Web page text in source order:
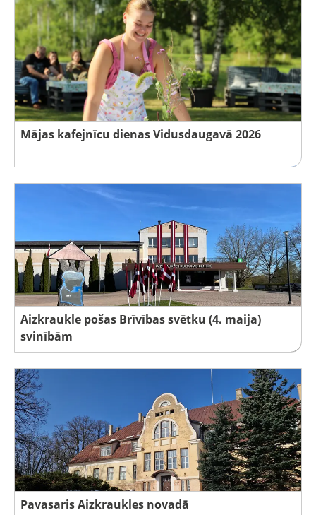
Mājas kafejnīcu dienas Vidusdaugavā 2026
Aizkraukle pošas Brīvības svētku (4. maija)
svinībām
Pavasaris Aizkraukles novadā